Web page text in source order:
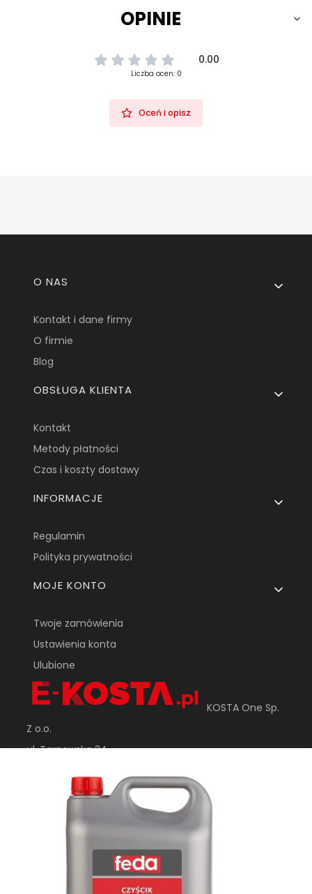
OPINIE
0.00
Liczba ocen: 0
Oceń i opisz
Linki w stopce
O NAS
Kontakt i dane firmy
O firmie
Blog
OBSŁUGA KLIENTA
Kontakt
Metody płatności
Czas i koszty dostawy
INFORMACJE
Regulamin
Polityka prywatności
MOJE KONTO
Twoje zamówienia
Ustawienia konta
Ulubione
KOSTA One Sp.
Z o.o.
ul. Tarnowska 24
sklep@e-kosta.pl
Sklep internetowy
DODAJ DO KOSZYKA